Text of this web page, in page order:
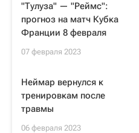
"Тулуза" — "Реймс":
прогноз на матч Кубка
Франции 8 февраля
07 февраля 2023
Неймар вернулся к
тренировкам после
травмы
06 февраля 2023